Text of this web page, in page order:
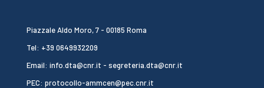
Piazzale Aldo Moro, 7 - 00185 Roma
Tel: +39 0649932209
Email: info.dta@cnr.it - segreteria.dta@cnr.it
PEC: protocollo-ammcen@pec.cnr.it